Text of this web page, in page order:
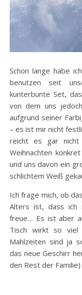
Schon lange habe
benutzen seit
kunterbunte Set,
von dem uns
aufgrund seiner
– es ist mir nicht
reicht es gar nicht
Weihnachten
und uns davon ein
schlichtem Weiß
Ich frage mich, ob
Alters ist, dass ich
freue… Es ist aber
Tisch wirkt so viel
Mahlzeiten sind ja
das neue Geschirr
den Rest der